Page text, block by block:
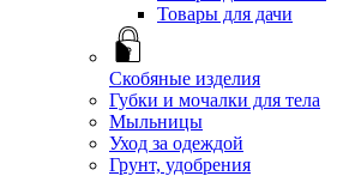
Товары для дачи
Скобяные изделия
Губки и мочалки для тела
Мыльницы
Уход за одеждой
Грунт, удобрения